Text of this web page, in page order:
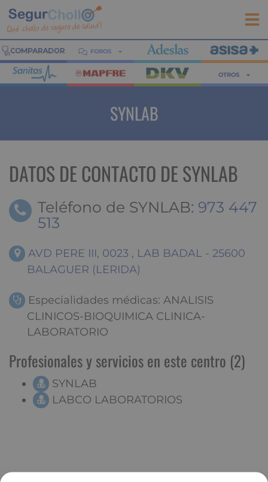
FOROS
OTROS
SYNLAB
DATOS DE CONTACTO DE SYNLAB
Teléfono de SYNLAB: 973 447
513
AVD PERE III, 0023 , LAB BADAL - 25600
BALAGUER (LERIDA)
Especialidades médicas: ANALISIS
CLINICOS-BIOQUIMICA CLINICA-
LABORATORIO
Profesionales y servicios en este centro (2)
SYNLAB
LABCO LABORATORIOS